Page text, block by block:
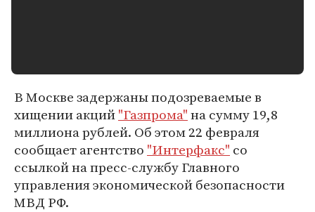
В Москве задержаны подозреваемые в
хищении акций"Газпрома"на сумму 19,8
миллиона рублей. Об этом 22 февраля
сообщает агентство "Интерфакс" со
ссылкой на пресс-службу Главного
управления экономической безопасности
МВД РФ.